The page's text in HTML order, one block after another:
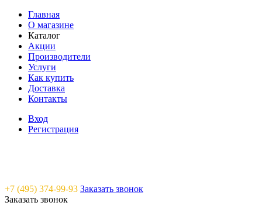
Главная
О магазине
Каталог
Акции
Производители
Услуги
Как купить
Доставка
Контакты
Вход
Регистрация
+7 (495) 374-99-93 Заказать звонок
Заказать звонок